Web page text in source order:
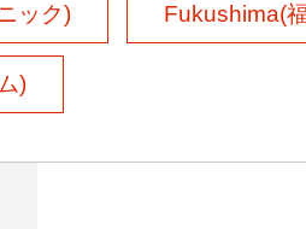
ック) Fukushima(
)